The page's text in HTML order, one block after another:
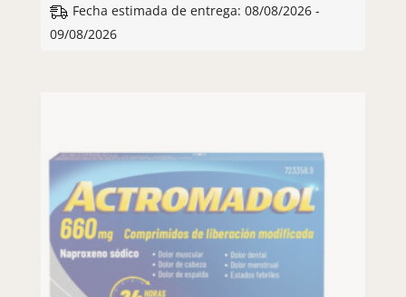
Fecha estimada de entrega: 08/08/2026 -
09/08/2026